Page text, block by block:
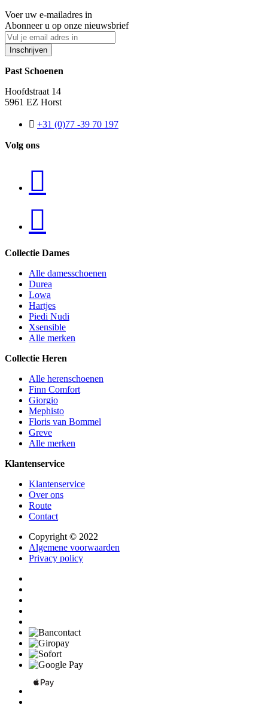
Voer uw e-mailadres in
Abonneer u op onze nieuwsbrief
Inschrijven
Past Schoenen
Hoofdstraat 14
5961 EZ Horst
+31 (0)77 -39 70 197
Volg ons
Collectie Dames
Alle damesschoenen
Durea
Lowa
Hartjes
Piedi Nudi
Xsensible
Alle merken
Collectie Heren
Alle herenschoenen
Finn Comfort
Giorgio
Mephisto
Floris van Bommel
Greve
Alle merken
Klantenservice
Klantenservice
Over ons
Route
Contact
Copyright © 2022
Algemene voorwaarden
Privacy policy